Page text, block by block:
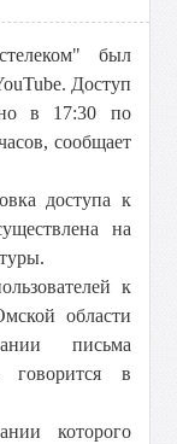
был
Доступ
в 17:30 по
сообщает
доступа к
на
к
области
письма
говорится в
которого